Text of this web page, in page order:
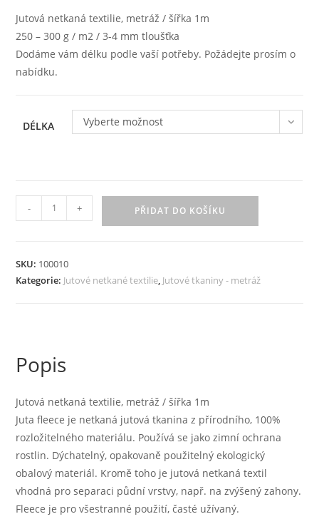
1.780 Kč
Jutová netkaná textilie, metráž / šířka 1m
250 – 300 g / m2 / 3-4 mm tloušťka
Dodáme vám délku podle vaší potřeby. Požádejte prosím o
nabídku.
DÉLKA Vyberte možnost
netkaná
/
- + PŘIDAT DO KOŠÍKU
SKU: 100010
Kategorie: Jutové netkané textilie, Jutové tkaniny - metráž
Popis
Jutová netkaná textilie, metráž / šířka 1m
Juta fleece je netkaná jutová tkanina z přírodního, 100%
rozložitelného materiálu. Používá se jako zimní ochrana
rostlin. Dýchatelný, opakovaně použitelný ekologický
obalový materiál. Kromě toho je jutová netkaná textil
vhodná pro separaci půdní vrstvy, např. na zvýšený zahony.
Fleece je pro všestranné použití, časté užívaný.